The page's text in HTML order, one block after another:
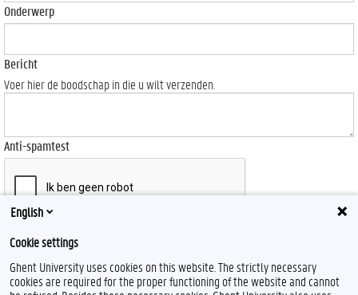
Onderwerp
Bericht
Voer hier de boodschap in die u wilt verzenden.
Anti-spamtest
Send
English
Cookie settings
Ghent University uses cookies on this website. The strictly necessary
cookies are required for the proper functioning of the website and cannot